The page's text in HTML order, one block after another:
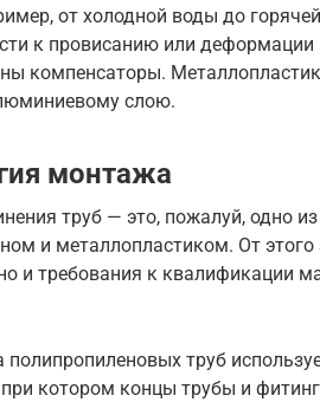
от холодной воды до
к провисанию или деформации
компенсаторы.
слою.
монтажа
труб — это, пожалуй, одно
и металлопластиком. От
и требования к квалификации
труб
при котором концы трубы и